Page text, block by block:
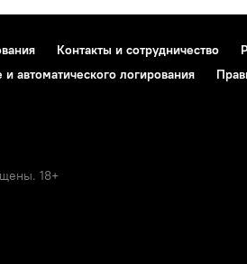
Контакты и сотрудничество
автоматического логирования
18+